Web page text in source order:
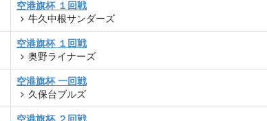
空港旗杯 １回戦
牛久中根サンダーズ
空港旗杯 １回戦
奥野ライナーズ
空港旗杯 一回戦
久保台ブルズ